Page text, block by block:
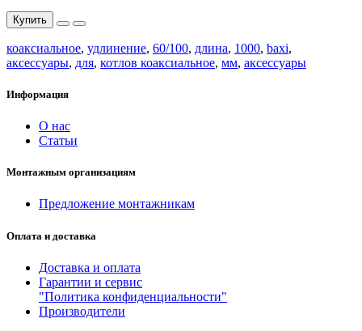
Купить
коаксиальное, удлинение, 60/100, длина, 1000, baxi,
аксессуары, для, котлов коаксиальное, мм, аксессуары
Информация
О нас
Статьи
Монтажным организациям
Предложение монтажникам
Оплата и доставка
Доставка и оплата
Гарантии и сервис
"Политика конфиденциальности"
Производители